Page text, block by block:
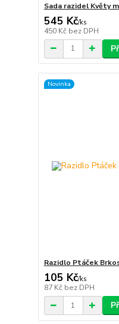
Sada razidel Květy
545 Kč/ks
450 Kč bez DPH
Novinka
Razidlo Ptáček
105 Kč/ks
87 Kč bez DPH